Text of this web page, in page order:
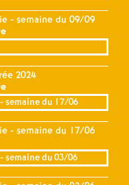
- semaine du 09/09
2024
- semaine du 17/06